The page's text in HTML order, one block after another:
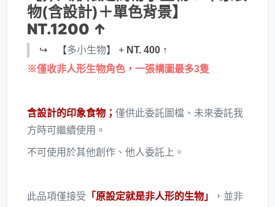
物(含設計)＋單色背景】
NT.1200 ↑
↪ 【多小生物】 + NT. 400 ↑
※僅收非人形生物角色，一張構圖最多3隻
含設計的印象食物； 僅供此委託圖檔、未來委託我
方時可繼續使用。
不可使用於其他創作、他人委託上。
此品項僅接受 「原設定就是非人形的生物」
，並非